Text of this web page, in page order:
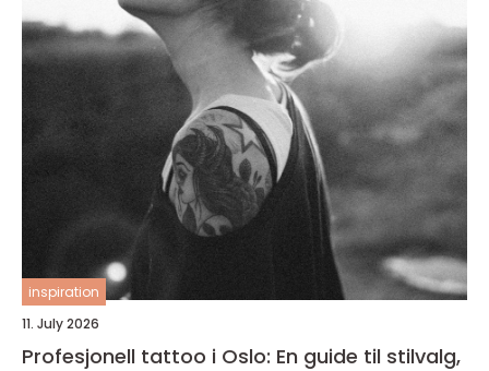
inspiration
11. July 2026
Profesjonell tattoo i Oslo: En guide til stilvalg,